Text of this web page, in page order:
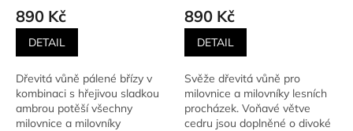
890 Kč
DETAIL
Dřevitá vůně pálené břízy v
kombinaci s hřejivou sladkou
ambrou potěší všechny
milovnice a milovníky
890 Kč
DETAIL
Svěže dřevitá vůně pro
milovnice a milovníky lesních
procházek. Voňavé větve
cedru jsou doplněné o divoké